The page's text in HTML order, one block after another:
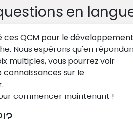
en
ces QCM pour le
Nous espérons qu'en
multiples, vous pourrez voir
sur le
commencer maintenant !